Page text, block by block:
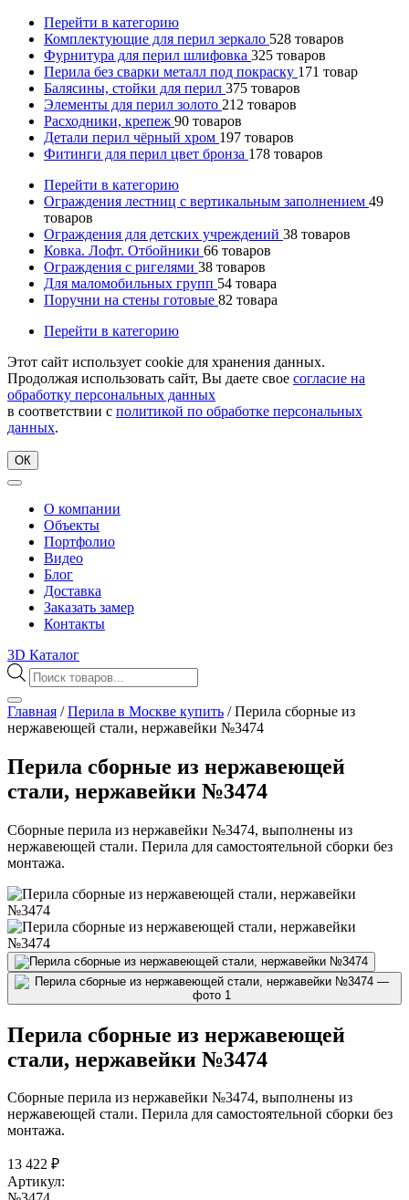
Перейти в категорию
Комплектующие для перил зеркало 528 товаров
Фурнитура для перил шлифовка 325 товаров
Перила без сварки металл под покраску 171 товар
Балясины, стойки для перил 375 товаров
Элементы для перил золото 212 товаров
Расходники, крепеж 90 товаров
Детали перил чёрный хром 197 товаров
Фитинги для перил цвет бронза 178 товаров
Перейти в категорию
Ограждения лестниц с вертикальным заполнением 49
товаров
Ограждения для детских учреждений 38 товаров
Ковка. Лофт. Отбойники 66 товаров
Ограждения с ригелями 38 товаров
Для маломобильных групп 54 товара
Поручни на стены готовые 82 товара
Перейти в категорию
Этот сайт использует cookie для хранения данных.
Продолжая использовать сайт, Вы даете свое согласие на
обработку персональных данных
в соответствии с политикой по обработке персональных
данных.
ОК
О компании
Объекты
Портфолио
Видео
Блог
Доставка
Заказать замер
Контакты
3D Каталог
Поиск
товаров
Главная /Перила в Москве купить /Перила сборные из
нержавеющей стали, нержавейки №3474
Перила сборные из нержавеющей
стали, нержавейки №3474
Сборные перила из нержавейки №3474, выполнены из
нержавеющей стали. Перила для самостоятельной сборки без
монтажа.
Перила сборные из нержавеющей
стали, нержавейки №3474
Сборные перила из нержавейки №3474, выполнены из
нержавеющей стали. Перила для самостоятельной сборки без
монтажа.
13 422 ₽
Артикул: